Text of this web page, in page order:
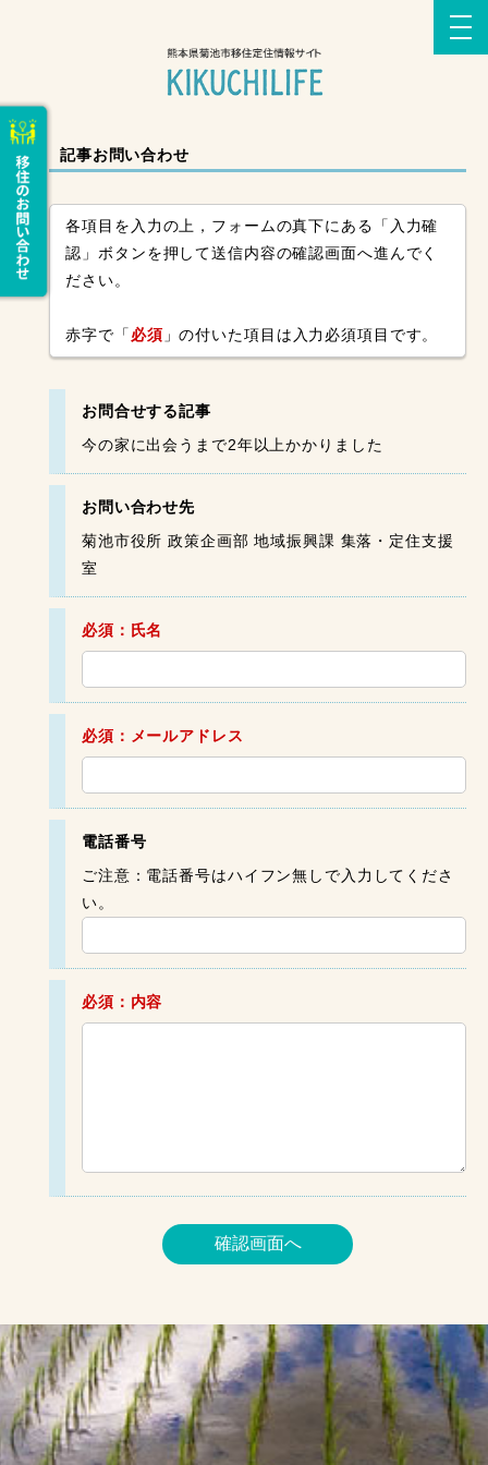
記事お問い合わせ
各項目を入力の上，フォームの真下にある「入力確
認」ボタンを押して送信内容の確認画面へ進んでく
ださい。
赤字で「 必須 」の付いた項目は入力必須項目です。
お問合せする記事
今の家に出会うまで2年以上かかりました
お問い合わせ先
菊池市役所 政策企画部 地域振興課 集落・定住支援
室
必須：氏名
必須：メールアドレス
電話番号
ご注意：電話番号はハイフン無しで入力してくださ
い。
必須：内容